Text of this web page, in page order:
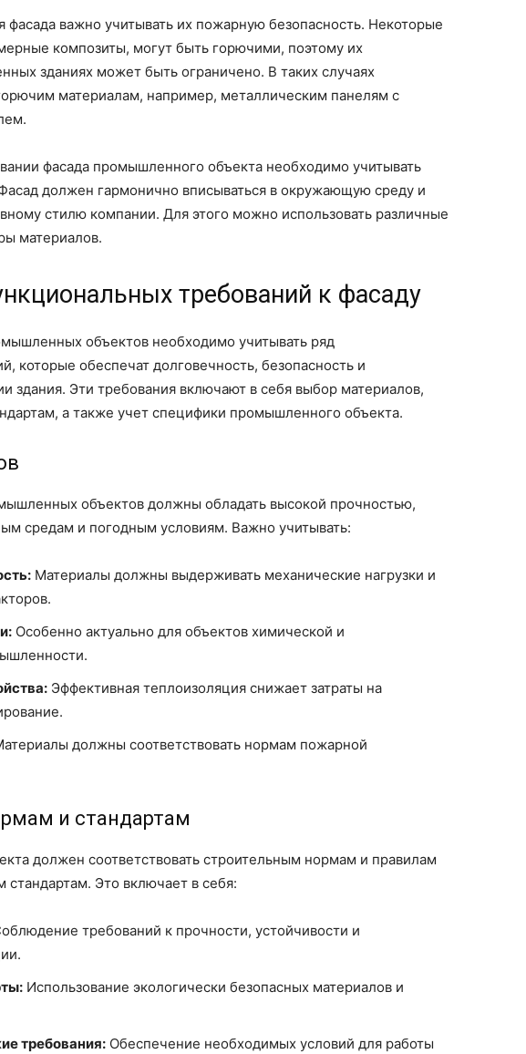
важно учитывать их пожарную безопасность. Некоторые
композиты, могут быть горючими, поэтому их
зданиях может быть ограничено. В таких случаях
материалам, например, металлическим панелям с
фасада промышленного объекта необходимо учитывать
должен гармонично вписываться в окружающую среду и
стилю компании. Для этого можно использовать различные
материалов.
требований к фасаду
объектов необходимо учитывать ряд
которые обеспечат долговечность, безопасность и
здания. Эти требования включают в себя выбор материалов,
а также учет специфики промышленного объекта.
объектов должны обладать высокой прочностью,
средам и погодным условиям. Важно учитывать:
Материалы должны выдерживать механические нагрузки и
Особенно актуально для объектов химической и
Эффективная теплоизоляция снижает затраты на
должны соответствовать нормам пожарной
и стандартам
должен соответствовать строительным нормам и правилам
Это включает в себя:
требований к прочности, устойчивости и
Использование экологически безопасных материалов и
требования: Обеспечение необходимых условий для работы